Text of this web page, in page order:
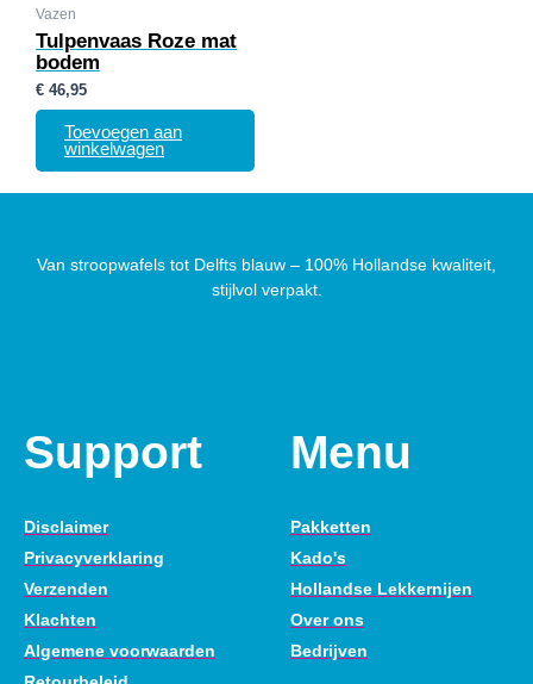
Vazen
Tulpenvaas Roze mat
bodem
€ 46,95
Toevoegen aan
winkelwagen
Van stroopwafels tot Delfts blauw – 100% Hollandse kwaliteit,
stijlvol verpakt.
Support
Disclaimer
Privacyverklaring
Verzenden
Klachten
Algemene voorwaarden
Menu
Pakketten
Kado's
Hollandse Lekkernijen
Over ons
Bedrijven